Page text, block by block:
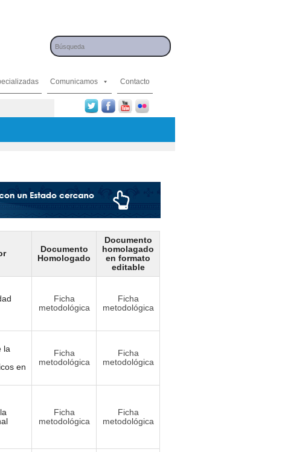
Comunicamos Contacto
Documento
Homologado
Documento
homolagado
en formato
editable
Ficha
metodológica
Ficha
metodológica
la
en
Ficha
metodológica
Ficha
metodológica
Ficha
metodológica
Ficha
metodológica